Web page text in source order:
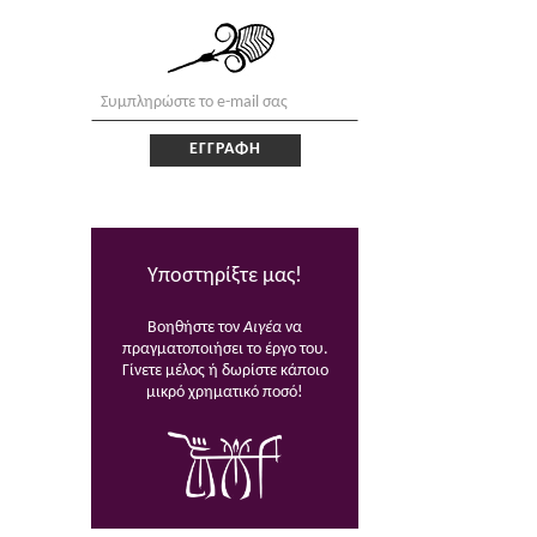
Υποστηρίξτε μας!
Βοηθήστε τονΑιγέα να
πραγματοποιήσει το έργο του.
Γίνετε μέλος ή δωρίστε κάποιο
μικρό χρηματικό ποσό!